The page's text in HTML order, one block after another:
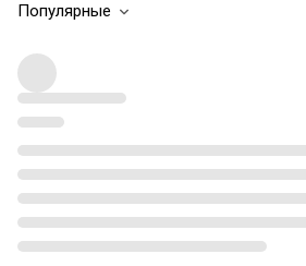
Популярные